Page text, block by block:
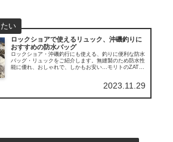
ロックショアで使えるリュック、沖磯釣りに
おすすめの防水バッグ
ロックショア・沖磯釣行にも使える、釣りに便利な防水
バッグ・リュックをご紹介します。無縫製のため防水性
能に優れ、おしゃれで、しかもお安い…モリトのZAT
2023.11.29